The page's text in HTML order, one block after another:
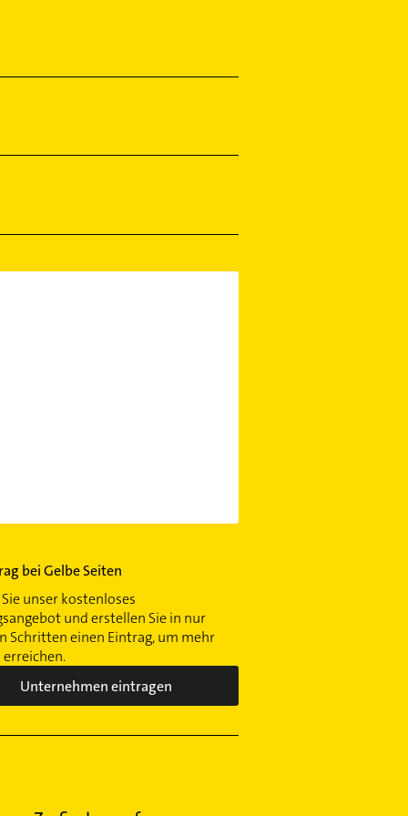
bei Gelbe Seiten
unser kostenloses
und erstellen Sie in nur
Schritten einen Eintrag, um mehr
erreichen.
Unternehmen eintragen